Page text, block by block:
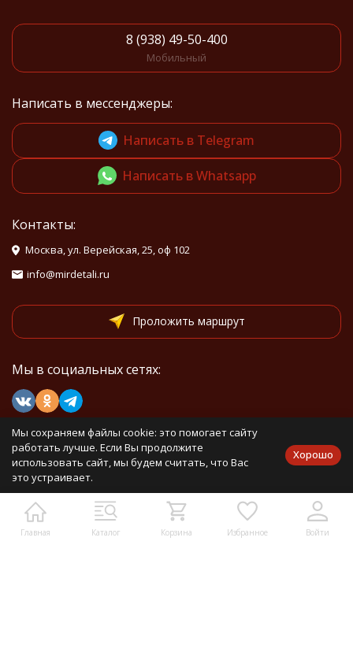
Главная Каталог Корзина Избранное Войти
8 (938) 49-50-400
Мобильный
Написать в мессенджеры:
Написать в Telegram
Написать в Whatsapp
Контакты:
Москва, ул. Верейская, 25, оф 102
info@mirdetali.ru
Проложить маршрут
Мы в социальных сетях:
Мы на маркетплейсах
Каталог товаров
Мы сохраняем файлы cookie: это помогает сайту
работать лучше. Если Вы продолжите
использовать сайт, мы будем считать, что Вас
это устраивает.
Хорошо